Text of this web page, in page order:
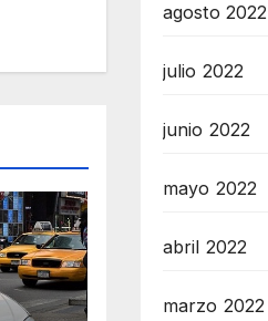
agosto 2022
julio 2022
junio 2022
mayo 2022
abril 2022
marzo 2022